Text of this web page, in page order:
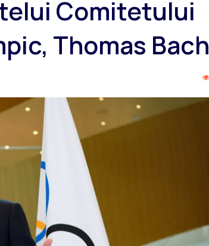
Comitetului
Thomas Bach